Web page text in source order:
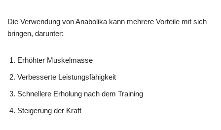
Die Verwendung von Anabolika kann mehrere Vorteile mit sich
bringen, darunter:
Erhöhter Muskelmasse
Verbesserte Leistungsfähigkeit
Schnellere Erholung nach dem Training
Steigerung der Kraft